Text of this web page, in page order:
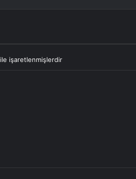
ile işaretlenmişlerdir